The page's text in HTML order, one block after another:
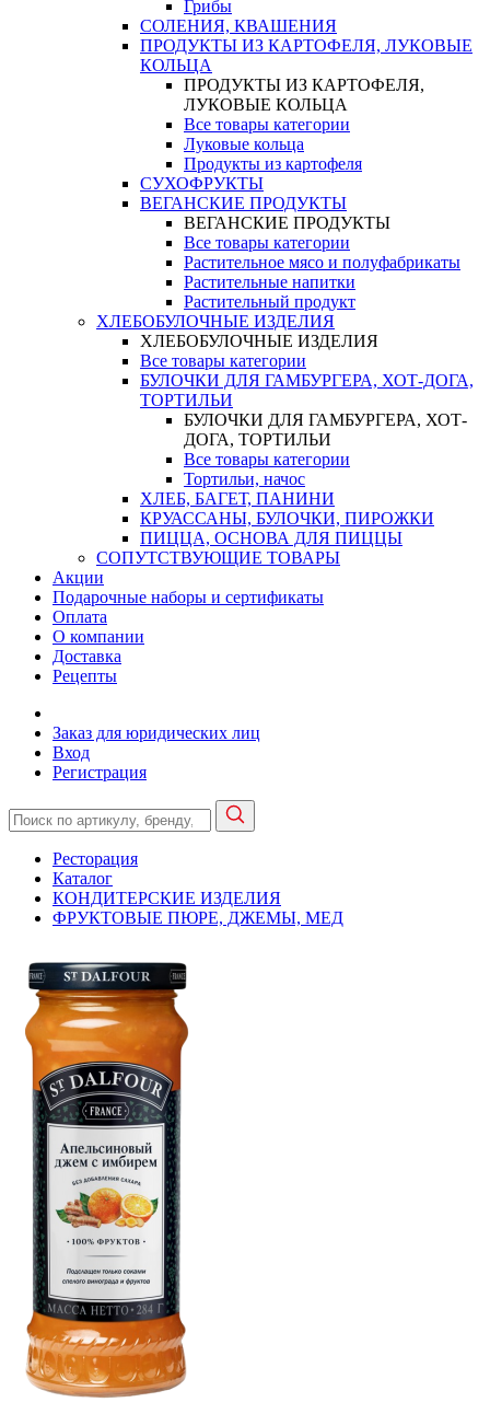
Грибы
СОЛЕНИЯ, КВАШЕНИЯ
ПРОДУКТЫ ИЗ КАРТОФЕЛЯ, ЛУКОВЫЕ
КОЛЬЦА
ПРОДУКТЫ ИЗ КАРТОФЕЛЯ,
ЛУКОВЫЕ КОЛЬЦА
Все товары категории
Луковые кольца
Продукты из картофеля
СУХОФРУКТЫ
ВЕГАНСКИЕ ПРОДУКТЫ
ВЕГАНСКИЕ ПРОДУКТЫ
Все товары категории
Растительное мясо и полуфабрикаты
Растительные напитки
Растительный продукт
ХЛЕБОБУЛОЧНЫЕ ИЗДЕЛИЯ
ХЛЕБОБУЛОЧНЫЕ ИЗДЕЛИЯ
Все товары категории
БУЛОЧКИ ДЛЯ ГАМБУРГЕРА, ХОТ-ДОГА,
ТОРТИЛЬИ
БУЛОЧКИ ДЛЯ ГАМБУРГЕРА, ХОТ-
ДОГА, ТОРТИЛЬИ
Все товары категории
Тортильи, начос
ХЛЕБ, БАГЕТ, ПАНИНИ
КРУАССАНЫ, БУЛОЧКИ, ПИРОЖКИ
ПИЦЦА, ОСНОВА ДЛЯ ПИЦЦЫ
СОПУТСТВУЮЩИЕ ТОВАРЫ
Акции
Подарочные наборы и сертификаты
Оплата
О компании
Доставка
Рецепты
Заказ для юридических лиц
Вход
Регистрация
Ресторация
Каталог
КОНДИТЕРСКИЕ ИЗДЕЛИЯ
ФРУКТОВЫЕ ПЮРЕ, ДЖЕМЫ, МЕД